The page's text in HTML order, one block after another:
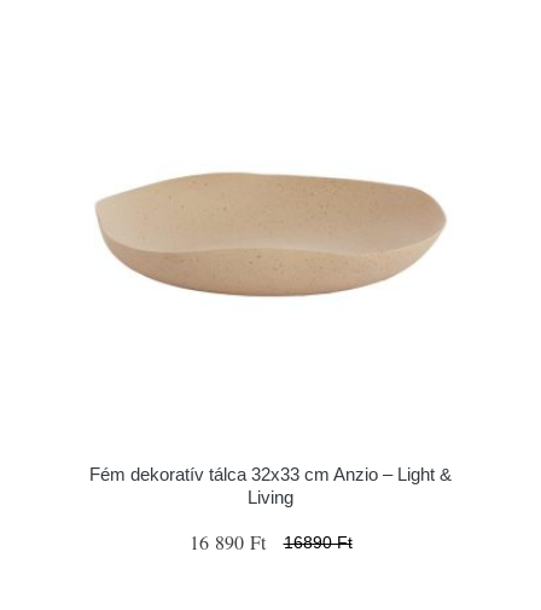
Fém dekoratív tálca 32x33 cm Anzio – Light &
Living
16 890 Ft 16890 Ft